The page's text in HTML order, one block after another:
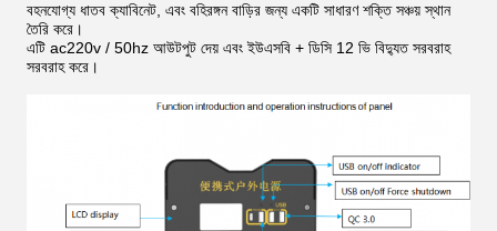
বহনযোগ্য ধাতব ক্যাবিনেট, এবং বহিরঙ্গন বাড়ির জন্য একটি সাধারণ শক্তি সঞ্চয় স্থান
তৈরি করে।
এটি ac220v / 50hz আউটপুট দেয় এবং ইউএসবি + ডিসি 12 ভি বিদ্যুত সরবরাহ
সরবরাহ করে।